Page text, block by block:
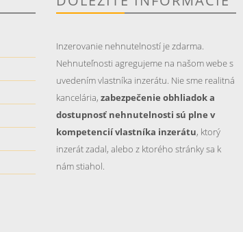
Inzerovanie nehnutelností je zdarma.
Nehnuteľnosti agregujeme na našom webe s
uvedením vlastníka inzerátu. Nie sme realitná
kancelária, zabezpečenie obhliadok a
dostupnosť nehnutelnosti sú plne v
kompetencií vlastníka inzerátu, ktorý
inzerát zadal, alebo z ktorého stránky sa k
nám stiahol.